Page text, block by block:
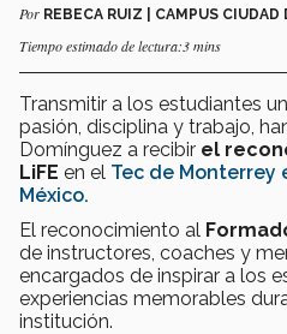
Por REBECA RUIZ | CAMPUS CIUDAD
Tiempo estimado de lectura:3 mins
Transmitir a los estudiantes
pasión, disciplina y trabajo,
Domínguez a recibir el
LiFE en el Tec de Monterrey
México.
El reconocimiento al
de instructores, coaches y
encargados de inspirar a los
experiencias memorables
institución.